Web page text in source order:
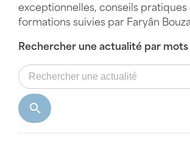
exceptionnelles, conseils pratiques
formations suivies par Faryân
Rechercher une actualité par mots